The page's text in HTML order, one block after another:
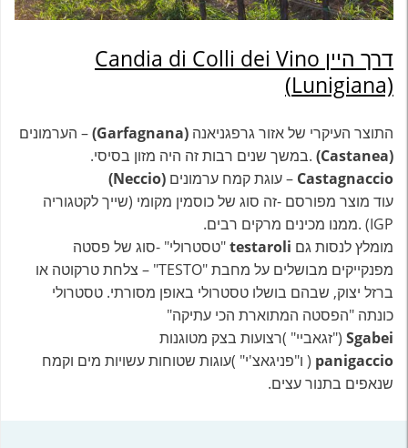
דרך היין Candia di Colli dei Vino
(Lunigiana)
התוצר העיקרי של אזור גרפגניאנה (Garfagnana)
– הערמונים
(Castanea)
.במשך שנים רבות זה היה מזון בסיסי.
Castagnaccio – עוגת קמח ערמונים (Neccio)
עוד מוצר מפורסם -זה סוג של כוסמין מקומי (שייך לקטגוריה
IGP) .ממנו מכינים מרקים רבים.
מומלץ לנסות גם testaroli"טסטרולי" -סוג של פסטה
מפנקייקים מבושלים על מחבת "TESTO" – צלחת טרקוטה או
ברזל יצוק, שבהם בושלו טסטרולי באופן מסורתי. טסטרולי
כונתה "הפסטה המתוארת הכי עתיקה"
Sgabei ("זגאביי" )רצועות בצק מטוגנות
panigaccio ( ו"פניגאצ'י" )עוגות שטוחות עשויות מים וקמח
שנאפים בתנור עצים.